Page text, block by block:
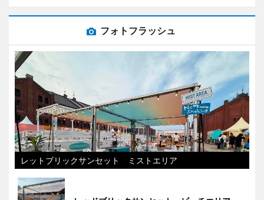
フォトフラッシュ
レットブリックサンセット ミストエリア